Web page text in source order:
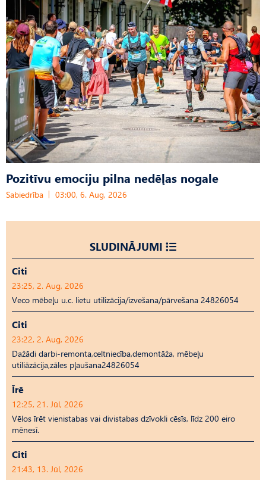
Pozitīvu emociju pilna nedēļas nogale
Sabiedrība 03:00, 6. Aug, 2026
SLUDINĀJUMI
Citi
23:25, 2. Aug, 2026
Veco mēbeļu u.c. lietu utilizācija/izvešana/pārvešana 24826054
Citi
23:22, 2. Aug, 2026
Dažādi darbi-remonta,celtniecība,demontāža, mēbeļu
utiliāzācija,zāles pļaušana24826054
Īrē
12:25, 21. Jūl, 2026
Vēlos īrēt vienistabas vai divistabas dzīvokli cēsīs, līdz 200 eiro
mēnesī.
Citi
21:43, 13. Jūl, 2026